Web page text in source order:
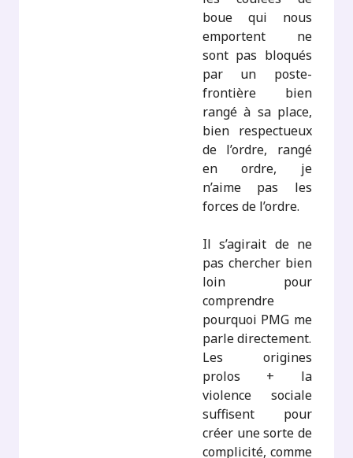
boue qui nous
emportent ne
sont pas bloqués
par un poste-
frontière bien
rangé à sa place,
bien respectueux
de l’ordre, rangé
en ordre, je
n’aime pas les
forces de l’ordre.
Il s’agirait de ne
pas chercher bien
loin pour
comprendre
pourquoi PMG me
parle directement.
Les origines
prolos + la
violence sociale
suffisent pour
créer une sorte de
complicité, comme